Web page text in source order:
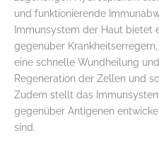
und funktionierende
Immunsystem der Haut bietet
gegenüber
eine schnelle Wundheilung
Regeneration der Zellen und
Zudem stellt das
gegenüber Antigenen
sind.